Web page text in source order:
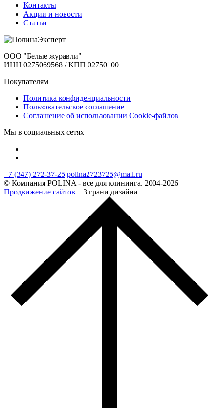
Контакты
Акции и новости
Статьи
ООО "Белые журавли"
ИНН 0275069568 / КПП 02750100
Покупателям
Политика конфиденциальности
Пользовательское соглашение
Соглашение об использовании Cookie-файлов
Мы в социальных сетях
+7 (347) 272-37-25 polina2723725@mail.ru
© Компания POLINA - все для клининга. 2004-2026
Продвижение сайтов – 3 грани дизайна